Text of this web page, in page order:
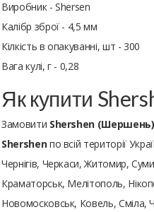
Виробник - Shersen
Калібр зброї - 4,5 мм
Кілкість в опакуванні, шт - 300
Вага кулі, г - 0,28
Як купити
Замовити Shershen
Shershenпо всій території
Чернігів, Черкаси, Житомир,
Краматорськ, Мелітополь,
Новомосковськ, Ковель, Сміла,